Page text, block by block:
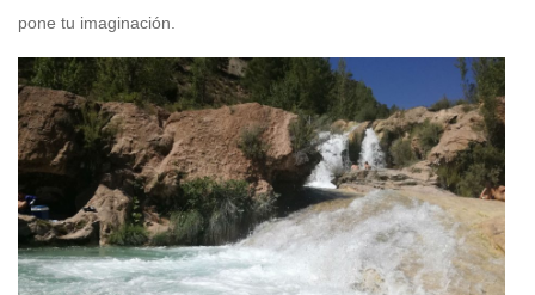
pone tu imaginación.